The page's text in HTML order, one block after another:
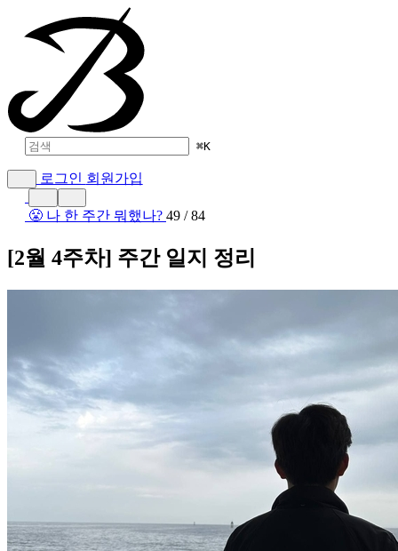
⌘K
로그인 회원가입
😤 나 한 주간 뭐했나? 49 / 84
[2월 4주차] 주간 일지 정리